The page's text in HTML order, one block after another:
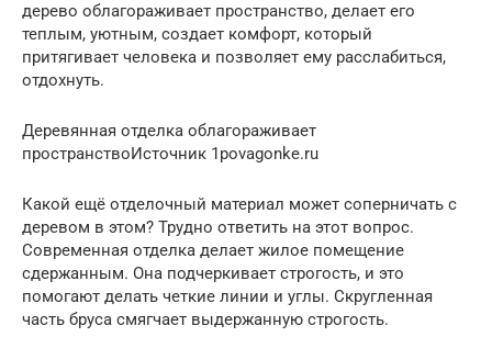
дерево облагораживает пространство, делает его
теплым, уютным, создает комфорт, который
притягивает человека и позволяет ему расслабиться,
отдохнуть.
Деревянная отделка облагораживает
пространствоИсточник 1povagonke.ru
Какой ещё отделочный материал может соперничать с
деревом в этом? Трудно ответить на этот вопрос.
Современная отделка делает жилое помещение
сдержанным. Она подчеркивает строгость, и это
помогают делать четкие линии и углы. Скругленная
часть бруса смягчает выдержанную строгость.